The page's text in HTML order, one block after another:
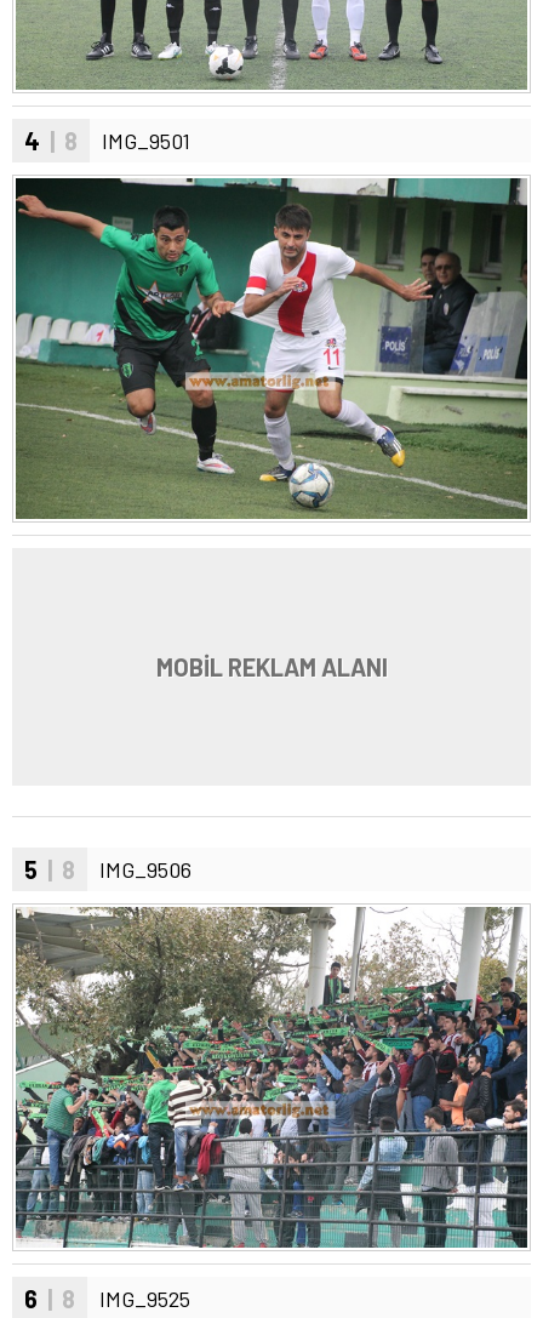
4 | 8 IMG_9501
MOBİL REKLAM ALANI
5 | 8 IMG_9506
6 | 8 IMG_9525